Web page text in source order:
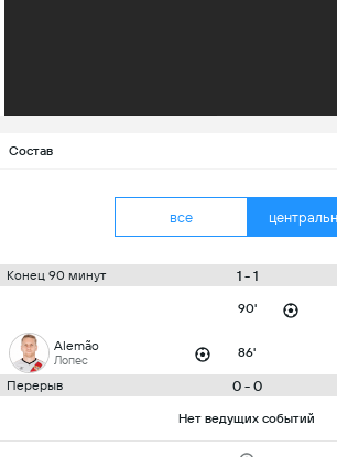
Состав
все
Конец 90 минут 1 - 1
90'
Alemão
Лопес 86'
Перерыв 0 - 0
Нет ведущих событий